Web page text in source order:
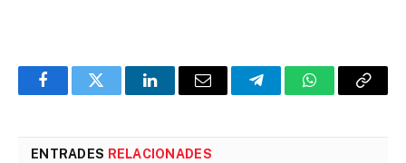
FacebookTwitter LinkedInEmail TelegramWhatsAppCopia
ENTRADES RELACIONADES